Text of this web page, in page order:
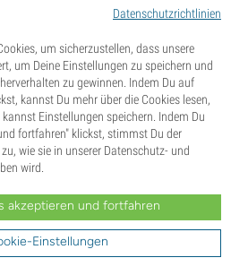
US-Sorten weltweit zu Ruhm
und Nutzer in anderen
heiß darauf, sich selbst an
Hybriden zu versuchen.
wir einige der stärksten,
ertragreichsten amerikanischen
bekommen, wobei wir sogar
von so manchem US-
sich nicht länger mit dem
– ab sofort sind hochwertige US-
Datenschutzrichtlinien
um sicherzustellen, dass unsere
um Deine Einstellungen zu speichern und
zu gewinnen. Indem Du auf
kannst Du mehr über die Cookies lesen,
Einstellungen speichern. Indem Du
fortfahren" klickst, stimmst Du der
wie sie in unserer Datenschutz- und
wird.
akzeptieren und fortfahren
Einstellungen